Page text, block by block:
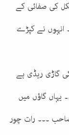
کی صفائی کے
انہوں نے کپڑے
گاڑی ریڈی ہے
یہاں گاؤں میں
۔۔۔ رات چور